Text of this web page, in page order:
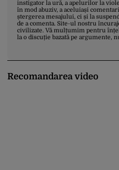
instigator la ură, a apelurilor la
în mod abuziv, a aceluiași
ștergerea mesajului, ci și la
de a comenta. Site-ul nostru
civilizate. Vă mulțumim pentru
la o discuție bazată pe argumente,
Recomandarea video